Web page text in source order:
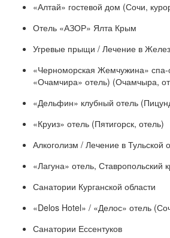
«Алтай» гостевой дом (Сочи,
Отель «АЗОР» Ялта Крым
Угревые прыщи / Лечение в
«Черноморская Жемчужина»
«Очамчира» отель) (Очамчыра,
«Дельфин» клубный отель
«Круиз» отель (Пятигорск, отель)
Алкоголизм / Лечение в Тульской
«Лагуна» отель, Ставропольский
Санатории Курганской области
«Delos Hotel» / «Делос» отель
Санатории Ессентуков